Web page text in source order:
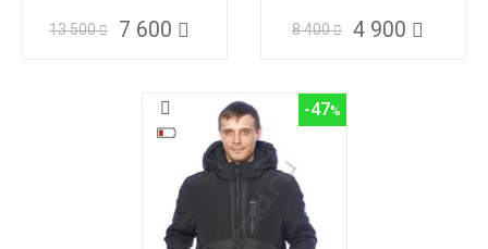
13 500 7 600 8 400 4 900
-47